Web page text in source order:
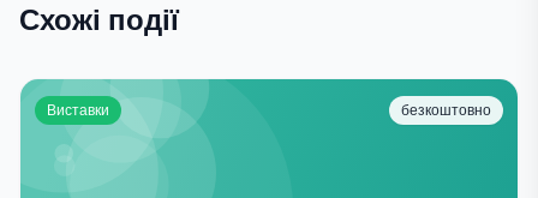
Схожі події
Виставки безкоштовно